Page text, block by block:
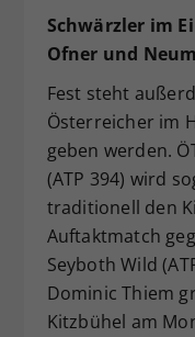
Schwärzler im
Ofner und
Fest steht
Österreicher im
geben werden.
(ATP 394) wird
traditionell den
Auftaktmatch
Seyboth Wild
Dominic Thiem
Kitzbühel am